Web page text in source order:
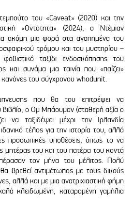
του «Caveat» (2020) και την
«Οντότητα» (2024), ο Ντέμιαν
ακόμη μια φορά στα αγαπημένα του
τρόμου και του μυστηρίου –
ταξίδι ενδοσκόπησης του
και συνάμα μια ταινία που «παίζει»
του σύγχρονου whodunit.
που θα του επιτρέψει να
ο Ομ Μπάουμαν (σταθερή αξία ο
να ταξιδέψει μέχρι την Ιρλανδία
τέλος για την ιστορία του, αλλά
προσωπικές υποθέσεις, όπως το να
μητέρας του και του πατέρα του κοντά
τον μήνα του μέλιτος. Πολύ
βρεθεί αντιμέτωπος με τους δικούς
αλλά και με μια ανατριχιαστική φήμη
κλειδωμένη, καταραμένη γαμήλια